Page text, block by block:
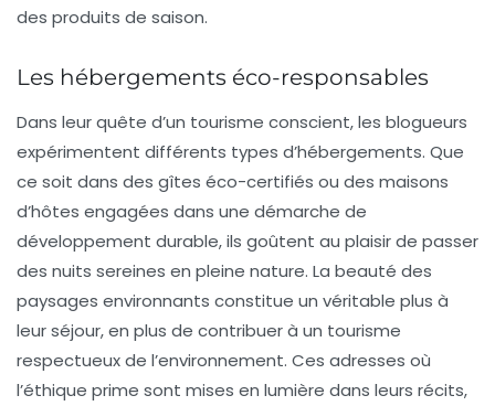
des produits de saison.
Les hébergements éco-responsables
Dans leur quête d’un tourisme conscient, les blogueurs
expérimentent différents types d’hébergements. Que
ce soit dans des gîtes éco-certifiés ou des maisons
d’hôtes engagées dans une démarche de
développement durable, ils goûtent au plaisir de passer
des nuits sereines en pleine nature. La beauté des
paysages environnants constitue un véritable plus à
leur séjour, en plus de contribuer à un tourisme
respectueux de l’environnement. Ces adresses où
l’éthique prime sont mises en lumière dans leurs récits,